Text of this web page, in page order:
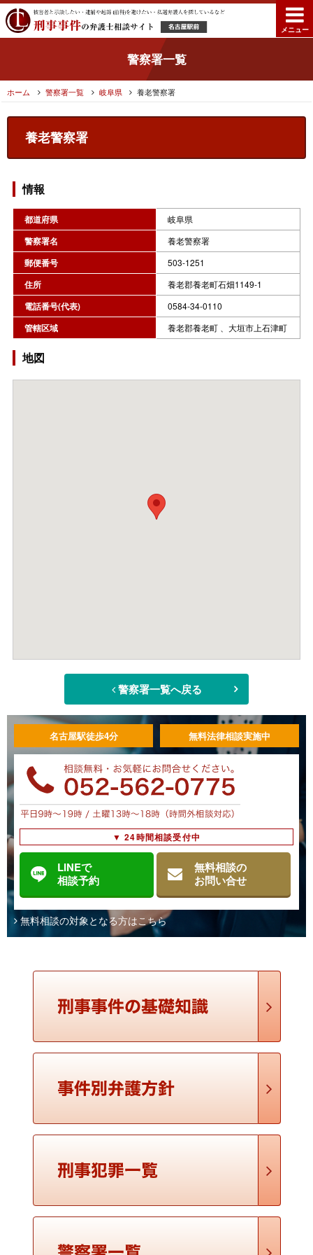
メニュー
警察署一覧
ホーム 警察署一覧 岐阜県 養老警察署
養老警察署
情報
都道府県 岐阜県
警察署名 養老警察署
郵便番号 503-1251
住所 養老郡養老町石畑1149-1
電話番号(代表) 0584-34-0110
管轄区域 養老郡養老町 、大垣市上石津町
地図
警察署一覧へ戻る
名古屋駅徒歩4分 無料法律相談実施中
▼ 24時間相談受付中
LINEで
相談予約
無料相談の
お問い合せ
無料相談の対象となる方はこちら